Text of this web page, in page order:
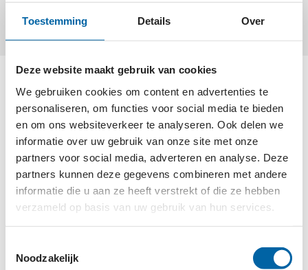
Toestemming Details Over
Deze website maakt gebruik van cookies
We gebruiken cookies om content en advertenties te
personaliseren, om functies voor social media te bieden
en om ons websiteverkeer te analyseren. Ook delen we
informatie over uw gebruik van onze site met onze
partners voor social media, adverteren en analyse. Deze
partners kunnen deze gegevens combineren met andere
informatie die u aan ze heeft verstrekt of die ze hebben
verzameld op basis van uw gebruik van hun services.
Noodzakelijk
De gids geeft informatie over de fiscale wetgeving
en verschillende manieren van nalaten en
schenken. Daarnaast bevat de gids beschrijvingen
van de missie en de activiteiten van ruim 300 goede
doelen. Voor alle goede doelen in de gids geldt dat
zij in het bezit zijn van de CBF-Erkenningzijn of de
Erkenning bij het CBF hebben aangevraagd. Alle
goede doelen die in deze gids zijn opgenomen zijn
Nederland.